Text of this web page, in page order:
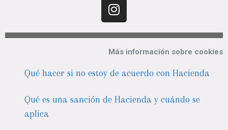
Más información sobre cookies
Qué hacer si no estoy de acuerdo con Hacienda
Qué es una sanción de Hacienda y cuándo se
aplica